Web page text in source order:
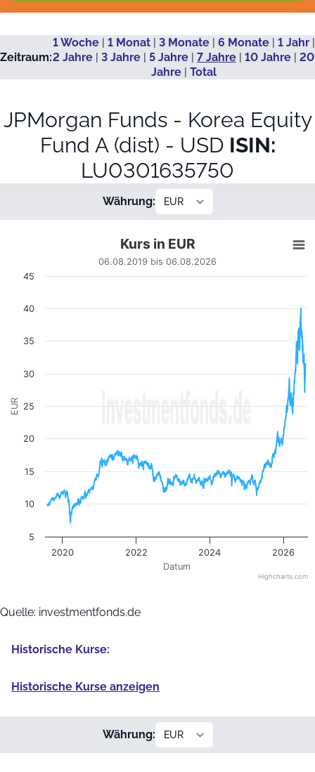
Zeitraum:
1 Woche| 1 Monat| 3 Monate| 6 Monate| 1 Jahr|
2 Jahre | 3 Jahre | 5 Jahre | 7 Jahre | 10 Jahre | 20
Jahre| Total
JPMorgan Funds - Korea Equity
Fund A (dist) - USD ISIN:
LU0301635750
Währung:
Line chart with 1674 data points.
06.08.2019 bis 06.08.2026
The chart has 1 X axis displaying Datum. Data ranges
The chart has 1 Y axis displaying EUR. Data ranges from
Datum
EUR
Kurs in EUR
06.08.2019 bis 06.08.2026
2020 2022 2024 2026
5
10
15
20
25
30
35
40
45
Highcharts.com
Quelle: investmentfonds.de
Historische Kurse:
Historische Kurse anzeigen
Währung: